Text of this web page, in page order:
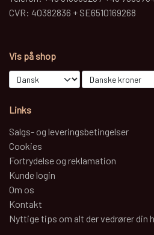
CVR: 40382836 + SE6510169268
Vis på shop
Links
Salgs- og leveringsbetingelser
Cookies
Fortrydelse og reklamation
Kunde login
Om os
Kontakt
Nyttige tips om alt der vedrører din